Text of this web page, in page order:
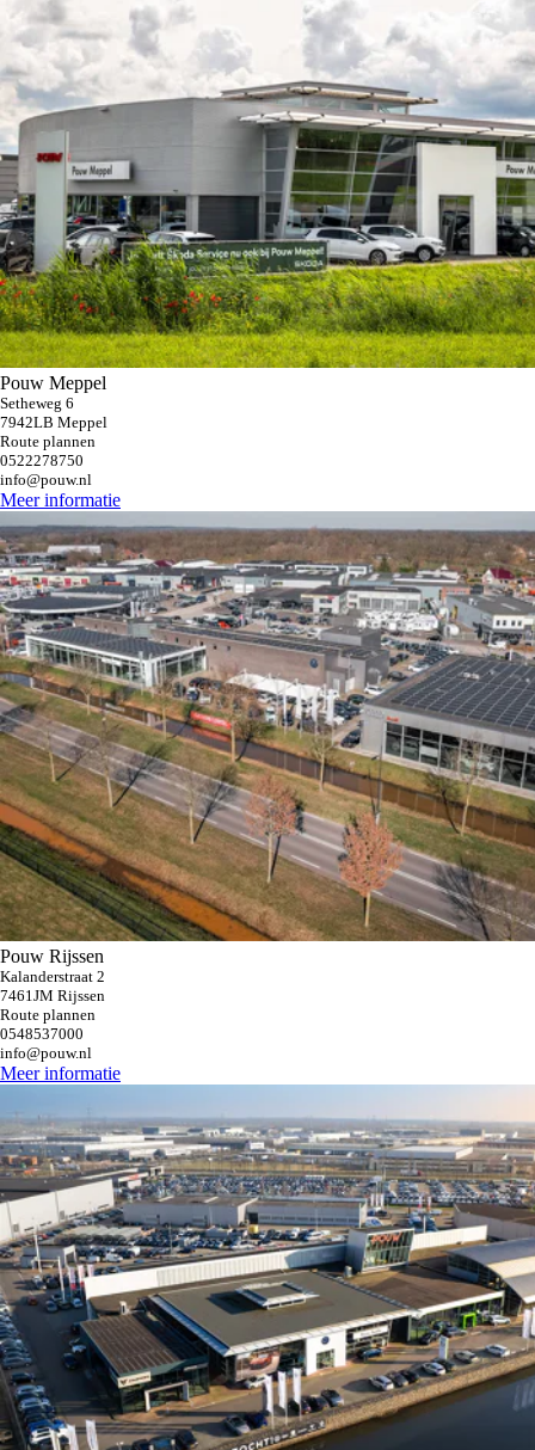
Pouw Meppel
Setheweg 6
7942LB Meppel
Route plannen
0522278750
info@pouw.nl
Meer informatie
Pouw Rijssen
Kalanderstraat 2
7461JM Rijssen
Route plannen
0548537000
info@pouw.nl
Meer informatie